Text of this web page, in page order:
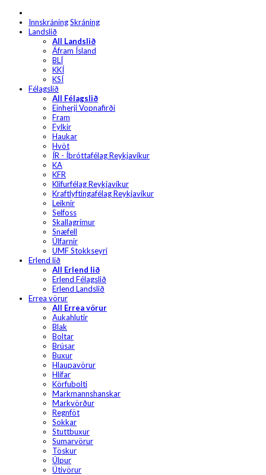
InnskráningSkráning
Landslið
All Landslið
Áfram Ísland
BLÍ
KKÍ
KSÍ
Félagslið
All Félagslið
Einherji Vopnafirði
Fram
Fylkir
Haukar
Hvöt
ÍR - Íþróttafélag Reykjavíkur
KA
KFR
Klifurfélag Reykjavíkur
Kraftlyftingafélag Reykjavíkur
Leiknir
Selfoss
Skallagrímur
Snæfell
Úlfarnir
UMF Stokkseyri
Erlend lið
All Erlend lið
Erlend Félagslið
Erlend Landslið
Errea vörur
All Errea vörur
Aukahlutir
Blak
Boltar
Brúsar
Buxur
Hlaupavörur
Hlífar
Körfubolti
Markmannshanskar
Markvörður
Regnföt
Sokkar
Stuttbuxur
Sumarvörur
Töskur
Úlpur
Útivörur